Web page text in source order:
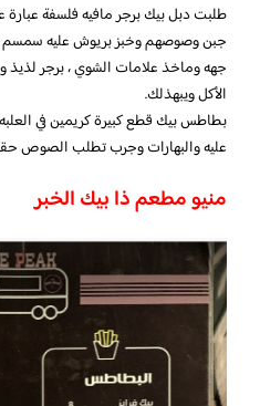
طلبت دبل بيك برجر مافيه فلسفة
جبن وصوصهم وخبز بريوش عليه
جهه وماخذ علامات الشوي ، برجر لذيذ
الأكل ويبهذلك.
بطاطس بيك قطع كبيرة كريمين في
عليه والبهارات وجرب تطلب الصوص
منيو مطعم ذا بيك الخبر